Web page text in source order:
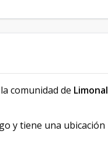
comunidad de Limonal
y tiene una ubicación